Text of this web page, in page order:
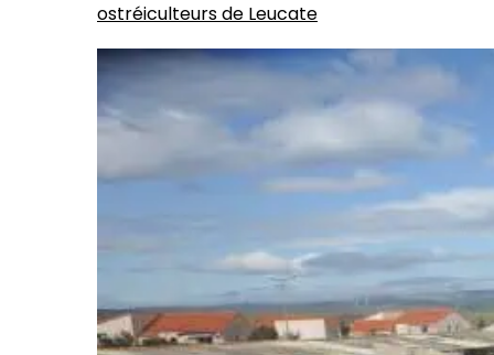
ostréiculteurs de Leucate